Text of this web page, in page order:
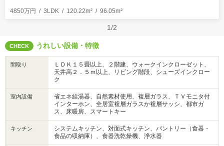
4850万円 3LDK 120.22m² 96.05m²
1/2
CHECK うれしい設備・特徴
間取り
ＬＤＫ１５畳以上、２階建、ウォークインクローゼット、
天井高２．５ｍ以上、リビング階段、シューズインクロー
ク
室内設備
省エネ給湯器、自然素材使用、複層ガラス、ＴＶモニタ付
インターホン、全居室複層ガラスか複層サッシ、都市ガ
ス、床暖房、スマートキー
キッチン
システムキッチン、対面式キッチン、パントリー（食器・
食品の収納庫）、食器洗乾燥機、浄水器